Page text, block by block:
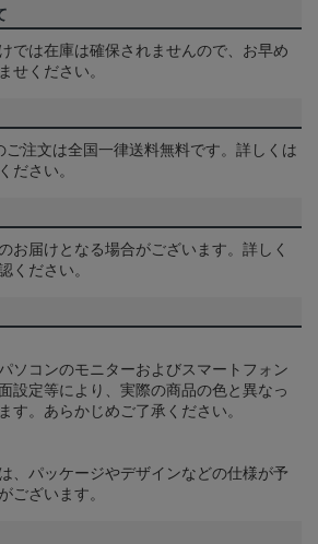
では在庫は確保されませんので、お早め
せください。
注文は全国一律送料無料です。詳しくは
ださい。
お届けとなる場合がございます。詳しく
ください。
ソコンのモニターおよびスマートフォン
設定等により、実際の商品の色と異なっ
す。あらかじめご了承ください。
、パッケージやデザインなどの仕様が予
ございます。